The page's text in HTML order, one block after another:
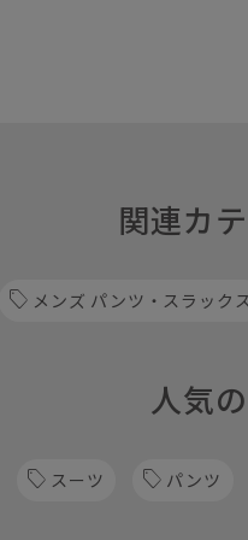
関連カ
メンズ パンツ・スラックス
人気
スーツ パンツ